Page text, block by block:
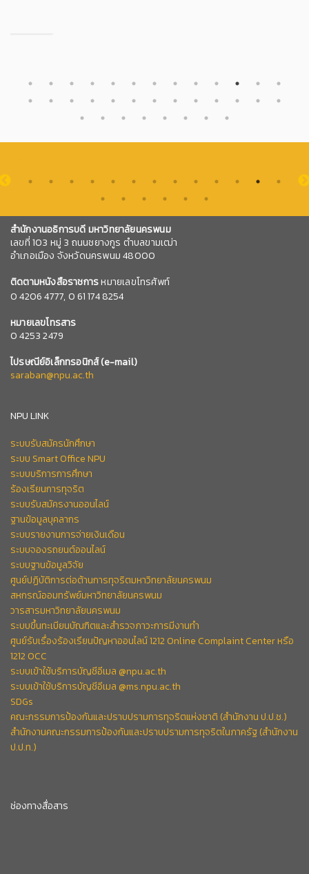
HOT LINK
สำนักงานอธิการบดี มหาวิทยาลัยนครพนม
เลขที่ 103 หมู่ 3 ถนนชยางกูร ตำบลขามเฒ่า
ติดตามหนังสือราชการหมายเลขโทรศัพท์
หมายเลขโทรสาร
ไปรษณีย์อิเล็กทรอนิกส์
ระบบรับสมัครนักศึกษา
ระบบ Smart Office NPU
ระบบบริการการศึกษา
ร้องเรียนการทุจริต
ระบบรับสมัครงานออนไลน์
ฐานข้อมูลบุคลากร
ระบบรายงานการจ่ายเงินเดือน
ระบบจองรถยนต์ออนไลน์
ระบบฐานข้อมูลวิจัย
ศูนย์ปฏิบัติการต่อต้านการทุจริตมหาวิทยาลัยนครพนม
สหกรณ์ออมทรัพย์มหาวิทยาลัยนครพนม
วารสารมหาวิทยาลัยนครพนม
ระบบขึ้นทะเบียนบัณฑิตและสำรวจภาวะการมีงานทำ
ศูนย์รับเรื่องร้องเรียนปัญหาออนไลน์ 1212 Online Complaint Center หรือ
1212 OCC
ระบบเข้าใช้บริการบัญชีอีเมล @npu.ac.th
ระบบเข้าใช้บริการบัญชีอีเมล @ms.npu.ac.th
SDGs
คณะกรรมการป้องกันและปราบปรามการทุจริตแห่งชาติ (สำนักงาน ป.ป.ช.)
สำนักงานคณะกรรมการป้องกันและปราบปรามการทุจริตในภาครัฐ (สำนักงาน